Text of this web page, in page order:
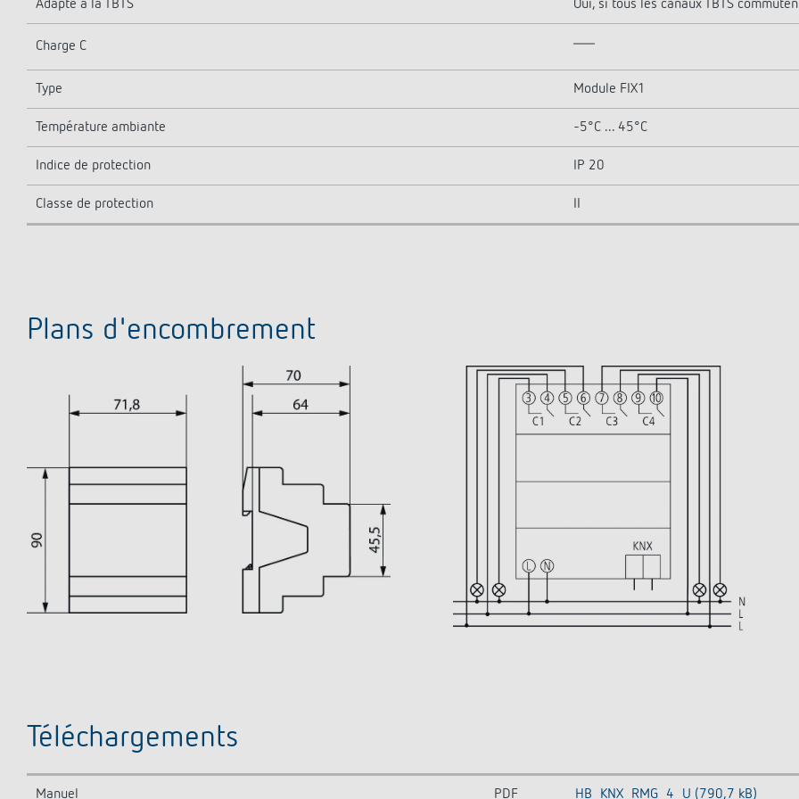
Adapté à la TBTS Oui, si tous les canaux TBTS
Charge C
Type Module FIX1
Température ambiante -5°C ... 45°C
Indice de protection IP 20
Classe de protection
Plans d'encombrement
Téléchargements
Manuel PDF HB_KNX_RMG_4_U (790,7 kB)